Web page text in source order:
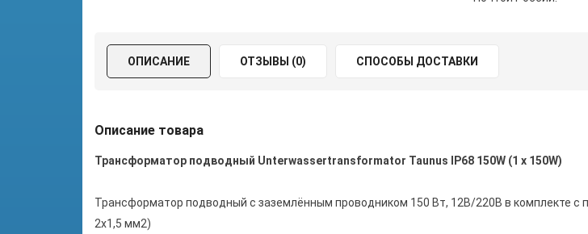
ОПИСАНИЕ ОТЗЫВЫ (0) СПОСОБЫ ДОСТАВКИ
Описание товара
Трансформатор подводный Unterwassertransformator Taunus IP68 150W (1 x 150W)
Трансформатор подводный с заземлённым проводником 150 Вт, 12В/220В в комплекте
2x1,5 мм2)